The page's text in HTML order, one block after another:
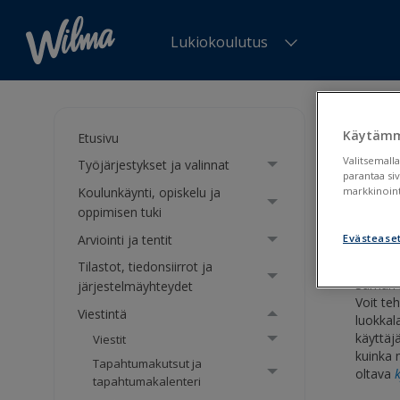
Lukiokoulutus
Etusivu
Työjärjestykset ja valinnat
Koulunkäynti, opiskelu ja
oppimisen tuki
Arviointi ja tentit
Tilastot, tiedonsiirrot ja
järjestelmäyhteydet
Viestintä
Viestit
Tapahtumakutsut ja
tapahtumakalenteri
Voit
kuinka
oltava
parantaa